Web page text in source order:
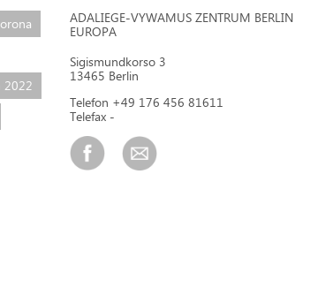
2022
ADALIEGE-VYWAMUS ZENTRUM BERLIN
EUROPA
Sigismundkorso 3
13465 Berlin
Telefon +49 176 456 81611
Telefax -